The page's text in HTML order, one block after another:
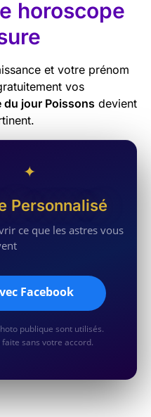
horoscope
et votre prénom
vos
du jour Poissons devient
✦
Personnalisé
ce que les astres vous
Facebook
publique sont utilisés.
sans votre accord.